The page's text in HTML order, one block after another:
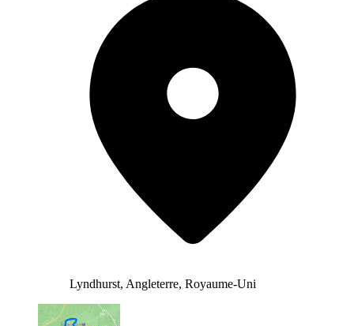
Lyndhurst, Angleterre, Royaume-Uni